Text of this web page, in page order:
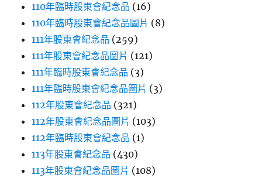
110年臨時股東會紀念品 (16)
110年臨時股東會紀念品圖片 (8)
111年股東會紀念品 (259)
111年股東會紀念品圖片 (121)
111年臨時股東會紀念品 (3)
111年臨時股東會紀念品圖片 (3)
112年股東會紀念品 (321)
112年股東會紀念品圖片 (103)
112年臨時股東會紀念品 (1)
113年股東會紀念品 (430)
113年股東會紀念品圖片 (108)